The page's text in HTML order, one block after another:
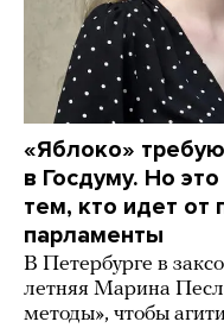
«Яблоко»
в Госдуму. Но
тем, кто идет от
парламенты
В Петербурге в
летняя Марина
методы», чтобы